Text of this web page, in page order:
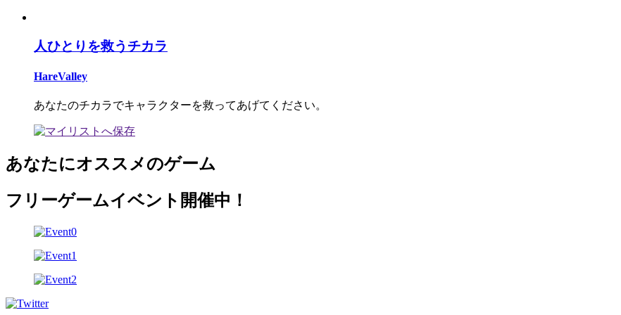
人ひとりを救うチカラ
HareValley
あなたのチカラでキャラクターを救ってあげてください。
あなたにオススメのゲーム
フリーゲームイベント開催中！